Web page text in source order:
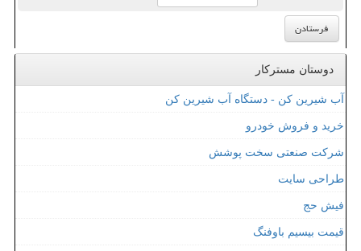
دوستان مسترکار
آب شیرین کن - دستگاه آب شیرین کن
خرید و فروش خودرو
شرکت صنعتی سخت پوشش
طراحی سایت
فیش حج
قیمت بیسیم باوفنگ